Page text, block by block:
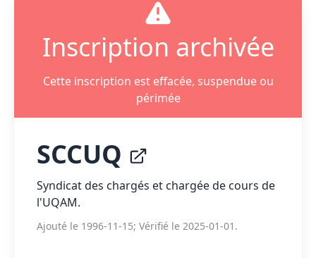
Inscription archivée
Cette inscription est effacée, suspendue ou
périmée
SCCUQ
Syndicat des chargés et chargée de cours de
l'UQAM.
Ajouté le 1996-11-15; Vérifié le 2025-01-01.